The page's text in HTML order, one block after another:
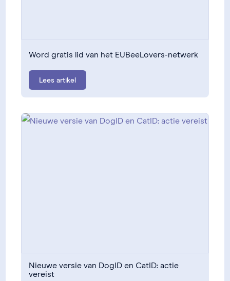
Word gratis lid van het EUBeeLovers-netwerk
Lees artikel
Nieuwe versie van DogID en CatID: actie
vereist